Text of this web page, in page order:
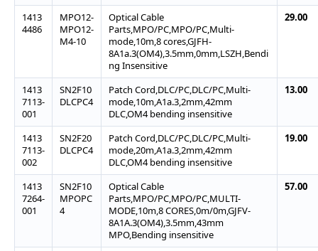
1413
4486
MPO12-
MPO12-
M4-10
Optical Cable
Parts,MPO/PC,MPO/PC,Multi-
mode,10m,8 cores,GJFH-
8A1a.3(OM4),3.5mm,0mm,LSZH,Bendi
ng Insensitive
29.00
1413
7113-
001
SN2F10
DLCPC4
Patch Cord,DLC/PC,DLC/PC,Multi-
mode,10m,A1a.3,2mm,42mm
DLC,OM4 bending insensitive
13.00
1413
7113-
002
SN2F20
DLCPC4
Patch Cord,DLC/PC,DLC/PC,Multi-
mode,20m,A1a.3,2mm,42mm
DLC,OM4 bending insensitive
19.00
1413
7264-
001
SN2F10
MPOPC
4
Optical Cable
Parts,MPO/PC,MPO/PC,MULTI-
MODE,10m,8 CORES,0m/0m,GJFV-
8A1A.3(OM4),3.5mm,43mm
MPO,Bending insensitive
57.00